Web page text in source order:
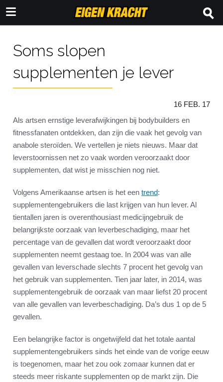
Soms slopen
supplementen je lever
16 FEB. 17
Als artsen ernstige leverafwijkingen bij bodybuilders en
fitnessfanaten ontdekken, dan zijn die vaak het gevolg van
anabole steroïden. We vertellen je niets nieuws. Maar dat
leverstoornissen net zo vaak worden veroorzaakt door
supplementen, dat wist je misschien nog niet.
Volgens Amerikaanse artsen is het een trend:
supplementengebruikers die last krijgen van hun lever. Al
tientallen jaren is overenthousiast medicijngebruik de
belangrijkste oorzaak van leverbeschadiging, maar het
percentage van de gevallen dat wordt veroorzaakt door
supplementen neemt gestaag toe. In 2004 was van alle
gevallen van leverschade slechts 7 procent het gevolg van
het gebruik van supplementen. Tien jaar later, in 2014, was
supplementengebruik de oorzaak van maar liefst 20 procent
van alle gevallen van leverbeschadiging. Da’s dus 1 op de 5
gevallen.
Een belangrijke factor is ongetwijfeld dat het totale aantal
supplementengebruikers sinds het einde van de vorige eeuw
is toegenomen, maar het zou ook zomaar kunnen dat er
steeds meer riskante supplementen op de markt zijn. Die